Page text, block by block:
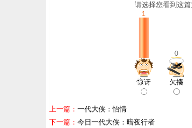
请选择您看到这
1
0
惊讶 欠揍
上一篇： 一代大侠：怡情
下一篇： 今日一代大侠：暗夜行者